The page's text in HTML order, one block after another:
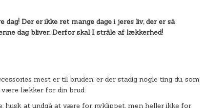
Der er ikke ret mange dage i jeres liv, der er så
dag bliver. Derfor skal I stråle af lækkerhed!
mest er til bruden, er der stadig nogle ting du, som
være lækker for din brud:
husk at undgå at være for nyklippet, men heller ikke for